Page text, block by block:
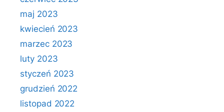
maj 2023
kwiecień 2023
marzec 2023
luty 2023
styczeń 2023
grudzień 2022
listopad 2022